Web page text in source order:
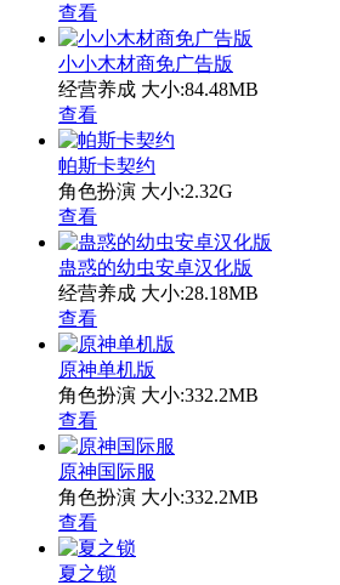
查看
小小木材商免广告版
经营养成 大小:84.48MB
查看
帕斯卡契约
角色扮演 大小:2.32G
查看
蛊惑的幼虫安卓汉化版
经营养成 大小:28.18MB
查看
原神单机版
角色扮演 大小:332.2MB
查看
原神国际服
角色扮演 大小:332.2MB
查看
夏之锁